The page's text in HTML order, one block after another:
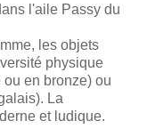
l'aile Passy du
les objets
physique
en bronze) ou
La
et ludique.